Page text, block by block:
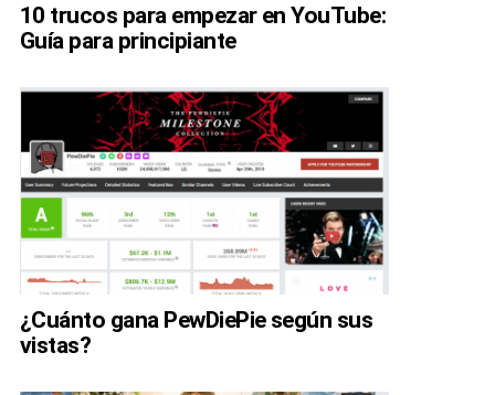
10 trucos para empezar en YouTube:
Guía para principiante
¿Cuánto gana PewDiePie según sus
vistas?